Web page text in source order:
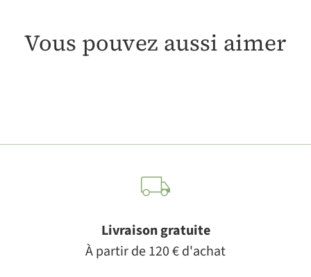
Vous pouvez aussi aimer
Livraison gratuite
À partir de 120 € d'achat